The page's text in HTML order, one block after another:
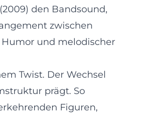
den Bandsound,
zwischen
und melodischer
Twist. Der Wechsel
prägt. So
Figuren,